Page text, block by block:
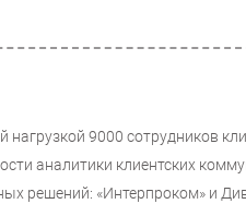
нагрузкой 9000 сотрудников
аналитики клиентских
решений: «Интерпроком» и